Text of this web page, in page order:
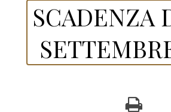
SCADENZA